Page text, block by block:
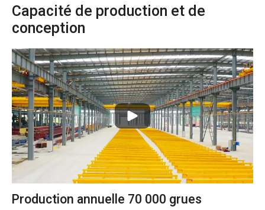
Capacité de production et de
conception
Production annuelle 70 000 grues